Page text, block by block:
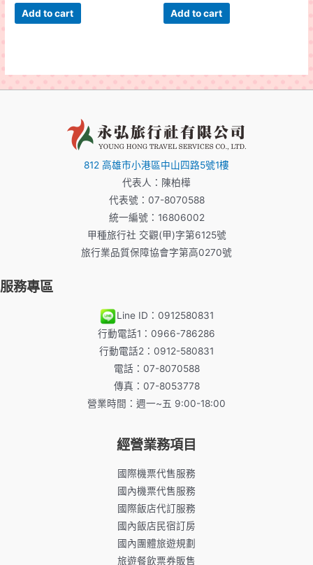
Add to cart Add to cart
812 高雄市小港區中山四路5號1樓
代表人：陳柏樺
代表號：07-8070588
統一編號：16806002
甲種旅行社 交觀(甲)字第6125號
旅行業品質保障協會字第高0270號
服務專區
Line ID：0912580831
行動電話1：0966-786286
行動電話2：0912-580831
電話：07-8070588
傳真：07-8053778
營業時間：週一~五 9:00-18:00
經營業務項目
國際機票代售服務
國內機票代售服務
國際飯店代訂服務
國內飯店民宿訂房
國內團體旅遊規劃
旅遊餐飲票券販售